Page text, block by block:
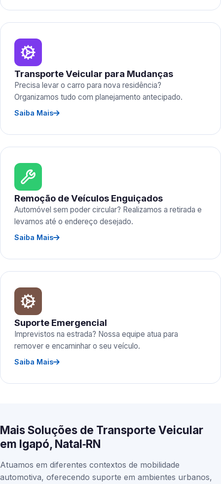
Transporte Veicular para Mudanças
Precisa levar o carro para nova residência?
Organizamos tudo com planejamento antecipado.
Saiba Mais
Remoção de Veículos Enguiçados
Automóvel sem poder circular? Realizamos a retirada e
levamos até o endereço desejado.
Saiba Mais
Suporte Emergencial
Imprevistos na estrada? Nossa equipe atua para
remover e encaminhar o seu veículo.
Saiba Mais
Mais Soluções de Transporte Veicular
em Igapó, Natal‑RN
Atuamos em diferentes contextos de mobilidade
automotiva, oferecendo suporte em ambientes urbanos,